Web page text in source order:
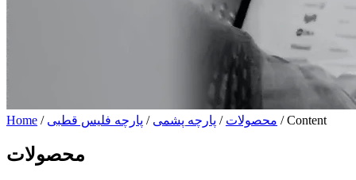
Home / محصولات / پارچه پشمی / پارچه فلیس قطبی / Content
محصولات